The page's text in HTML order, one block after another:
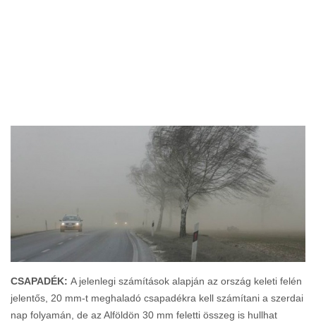
CSAPADÉK: A jelenlegi számítások alapján az ország keleti felén
jelentős, 20 mm-t meghaladó csapadékra kell számítani a szerdai
nap folyamán, de az Alföldön 30 mm feletti összeg is hullhat